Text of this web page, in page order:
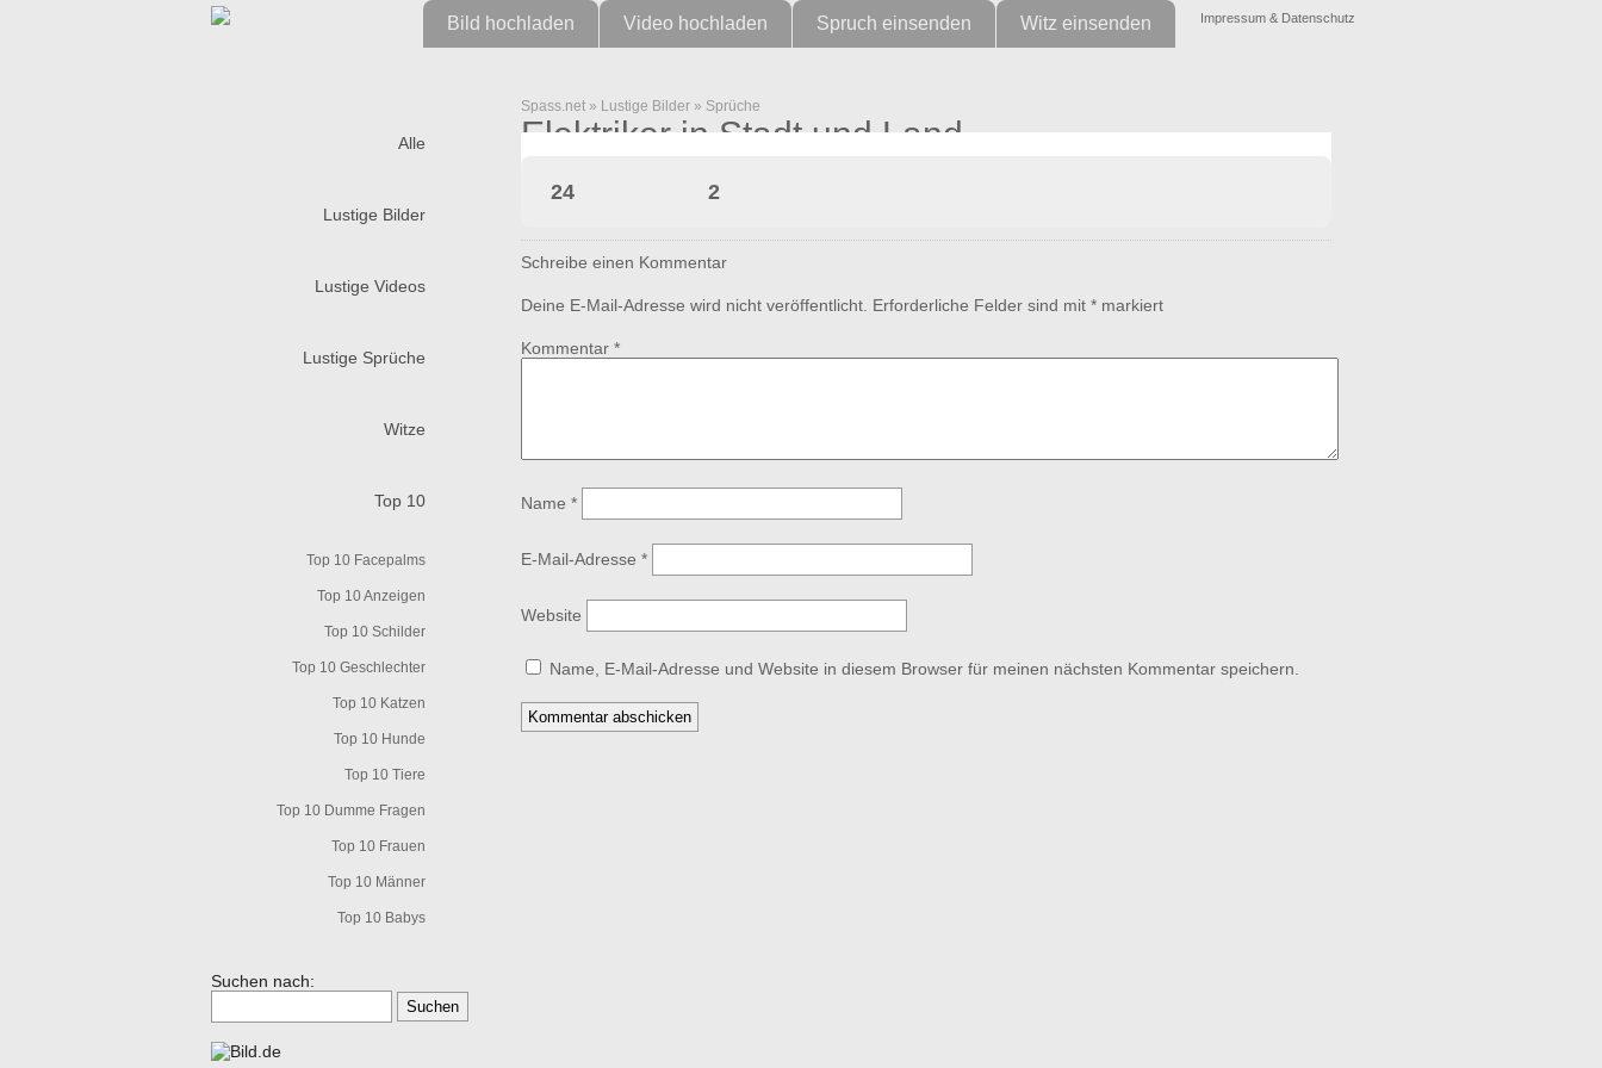
Impressum & Datenschutz
Bild hochladen Video hochladen Spruch einsenden Witz einsenden
Alle
Lustige Bilder
Lustige Videos
Lustige Sprüche
Witze
Top 10
Top 10 Facepalms
Top 10 Anzeigen
Top 10 Schilder
Top 10 Geschlechter
Top 10 Katzen
Top 10 Hunde
Top 10 Tiere
Top 10 Dumme Fragen
Top 10 Frauen
Top 10 Männer
Top 10 Babys
Suchen nach:
Spass.net » Lustige Bilder » Sprüche
Elektriker in Stadt und Land
24 2
Schreibe einen Kommentar
Deine E-Mail-Adresse wird nicht veröffentlicht. Erforderliche Felder sind mit * markiert
Kommentar *
Name *
E-Mail-Adresse *
Website
Name, E-Mail-Adresse und Website in diesem Browser für meinen nächsten Kommentar speichern.